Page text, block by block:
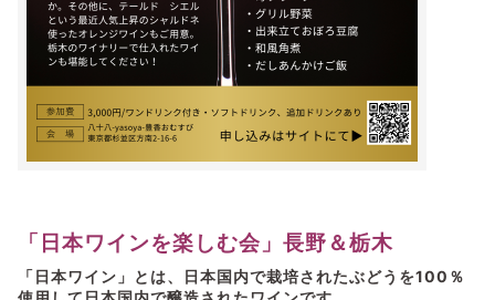
「日本ワインを楽しむ会」長野＆栃木
「日本ワイン」とは、日本国内で栽培されたぶどうを100％